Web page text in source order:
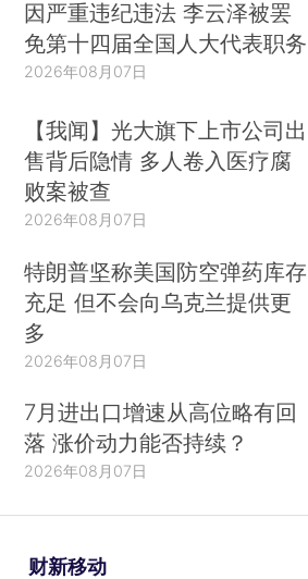
因严重违纪违法 李云泽被罢
免第十四届全国人大代表职务
2026年08月07日
【我闻】光大旗下上市公司出
售背后隐情 多人卷入医疗腐
败案被查
2026年08月07日
特朗普坚称美国防空弹药库存
充足 但不会向乌克兰提供更
多
2026年08月07日
7月进出口增速从高位略有回
落 涨价动力能否持续？
2026年08月07日
财新移动